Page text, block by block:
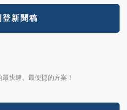
登新聞稿
快速、最便捷的方案！